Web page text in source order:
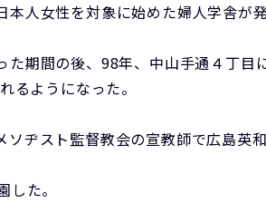
人女性を対象に始めた婦人学舎
期間の後、98年、中山手通４丁目
るようになった。
ヂスト監督教会の宣教師で広島
た。